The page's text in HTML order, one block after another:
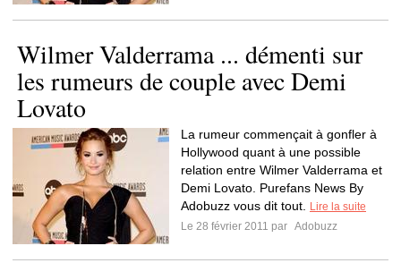
Wilmer Valderrama ... démenti sur
les rumeurs de couple avec Demi
Lovato
La rumeur commençait à gonfler à
Hollywood quant à une possible
relation entre Wilmer Valderrama et
Demi Lovato. Purefans News By
Adobuzz vous dit tout.
Lire la suite
Le 28 février 2011 par Adobuzz